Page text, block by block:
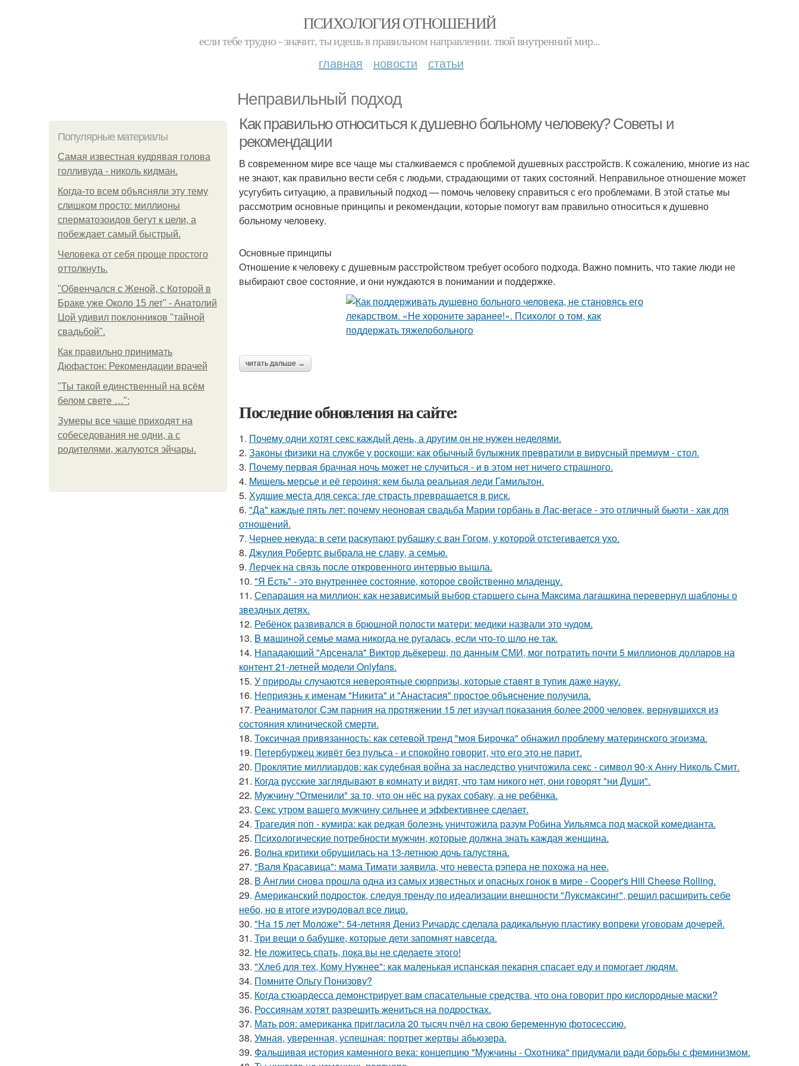
ПСИХОЛОГИЯ ОТНОШЕНИЙ
если тебе трудно - значит, ты идешь в правильном направлении. твой внутренний мир...
главная новости статьи
Неправильный подход
Популярные материалы
Самая известная кудрявая голова
голливуда - николь кидман.
Когда-то всем объясняли эту тему
слишком просто: миллионы
сперматозоидов бегут к цели, а
побеждает самый быстрый.
Человека от себя проще простого
оттолкнуть.
"Обвенчался с Женой, с Которой в
Браке уже Около 15 лет" - Анатолий
Цой удивил поклонников "тайной
свадьбой".
Как правильно принимать
Дюфастон: Рекомендации врачей
"Ты такой единственный на всём
белом свете …":
Зумеры все чаще приходят на
собеседования не одни, а с
родителями, жалуются эйчары.
Как правильно относиться к душевно больному человеку? Советы и
рекомендации
В современном мире все чаще мы сталкиваемся с проблемой душевных расстройств. К сожалению, многие из нас
не знают, как правильно вести себя с людьми, страдающими от таких состояний. Неправильное отношение может
усугубить ситуацию, а правильный подход — помочь человеку справиться с его проблемами. В этой статье мы
рассмотрим основные принципы и рекомендации, которые помогут вам правильно относиться к душевно
больному человеку.
Основные принципы
Отношение к человеку с душевным расстройством требует особого подхода. Важно помнить, что такие люди не
выбирают свое состояние, и они нуждаются в понимании и поддержке.
читать дальше →
Последние обновления на сайте:
1. Почему одни хотят секс каждый день, а другим он не нужен неделями.
2. Законы физики на службе у роскоши: как обычный булыжник превратили в вирусный премиум - стол.
3. Почему первая брачная ночь может не случиться - и в этом нет ничего страшного.
4. Мишель мерсье и её героиня: кем была реальная леди Гамильтон.
5. Худшие места для секса: где страсть превращается в риск.
6. "Да" каждые пять лет: почему неоновая свадьба Марии горбань в Лас-вегасе - это отличный бьюти - хак для
отношений.
7. Чернее некуда: в сети раскупают рубашку с ван Гогом, у которой отстегивается ухо.
8. Джулия Робертс выбрала не славу, а семью.
9. Лерчек на связь после откровенного интервью вышла.
10. "Я Есть" - этo внутpeннее состояние, которое свойственно младенцу.
11. Сепарация на миллион: как независимый выбор старшего сына Максима лагашкина перевернул шаблоны о
звездных детях.
12. Ребёнок развивался в брюшной полости матери: медики назвали это чудом.
13. B мaшиной семье мама никогда не ругалась, если что-то шло не так.
14. Нападающий "Арсенала" Виктор дьёкереш, по данным СМИ, мог потратить почти 5 миллионов долларов на
контент 21-летней модели Onlyfans.
15. У природы случаются невероятные сюрпризы, которые ставят в тупик даже науку.
16. Неприязнь к именам "Никита" и "Анастасия" простое объяснение получила.
17. Реаниматолог Сэм парния на протяжении 15 лет изучал показания более 2000 человек, вернувшихся из
состояния клинической смерти.
18. Токсичная привязанность: как сетевой тренд "моя Бирочка" обнажил проблему материнского эгоизма.
19. Петербуржец живёт без пульса - и спокойно говорит, что его это не парит.
20. Проклятие миллиардов: как судебная война за наследство уничтожила секс - символ 90-х Анну Николь Смит.
21. Когда русские заглядывают в комнату и видят, что там никого нет, они говорят "ни Души".
22. Мужчину "Отменили" за то, что он нёс на руках собаку, а не ребёнка.
23. Секс утром вашего мужчину сильнее и эффективнее сделает.
24. Трагедия поп - кумира: как редкая болезнь уничтожила разум Робина Уильямса под маской комедианта.
25. Психологические потребности мужчин, которые должна знать каждая женщина.
26. Волна критики обрушилась на 13-летнюю дочь галустяна.
27. "Валя Красавица": мама Тимати заявила, что невеста рэпера не похожа на нее.
28. В Англии снова прошла одна из самых известных и опасных гонок в мире - Cooper's Hill Cheese Rolling.
29. Американский подросток, следуя тренду по идеализации внешности "Луксмаксинг", решил расширить себе
небо, но в итоге изуродовал все лицо.
30. "На 15 лет Моложе": 54-летняя Дениз Ричардс сделала радикальную пластику вопреки уговорам дочерей.
31. Три вещи о бабушке, которые дети запомнят навсегда.
32. Не ложитесь спать, пока вы не сделаете этого!
33. "Хлеб для тех, Кому Нужнее": как маленькая испанская пекарня спасает еду и помогает людям.
34. Помните Ольгу Понизову?
35. Когда стюардесса демонстрирует вам спасательные средства, что она говорит про кислородные маски?
36. Россиянам хотят разрешить жениться на подростках.
37. Мать роя: американка пригласила 20 тысяч пчёл на свою беременную фотосессию.
38. Умная, уверенная, успешная: портрет жертвы абьюзера.
39. Фальшивая история каменного века: концепцию "Мужчины - Охотника" придумали ради борьбы с феминизмом.